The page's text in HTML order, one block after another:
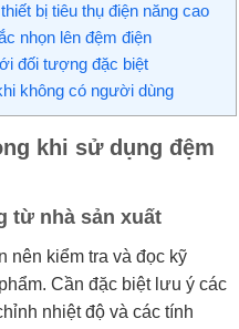
bị tiêu thụ điện năng cao
nhọn lên đệm điện
đối tượng đặc biệt
không có người dùng
khi sử dụng đệm
từ nhà sản xuất
nên kiểm tra và đọc kỹ
Cần đặc biệt lưu ý các
nhiệt độ và các tính